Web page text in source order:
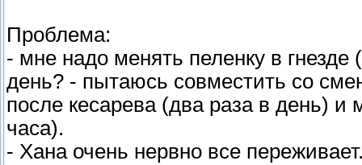
Проблема:
- мне надо менять пеленку в гнезде
день? - пытаюсь совместить со
после кесарева (два раза в день) и
часа).
- Хана очень нервно все